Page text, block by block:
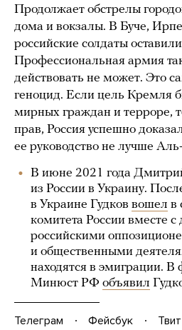
Продолжает обстрелы
дома и вокзалы. В Буче,
российские солдаты
Профессиональная армия
действовать не может. Это
геноцид. Если цель Кремля
мирных граждан и терроре,
прав, Россия успешно
ее руководство не лучше
В июне 2021 года
из России в Украину.
в Украине Гудков вошел в
комитета России вместе с
российскими
и общественными
находятся в эмиграции. В
Минюст РФ объявил
Телеграм Фейсбук